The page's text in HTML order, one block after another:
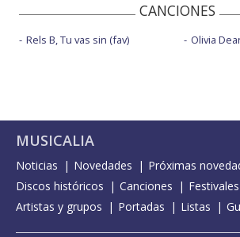
CANCIONES
Rels B, Tu vas sin (fav) Olivia
MUSICALIA
Noticias Novedades
Próximas
Discos históricos
Canciones Festivales
Artistas y grupos
Portadas Listas